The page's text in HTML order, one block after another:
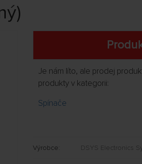
Je nám líto, ale prodej
produkty v kategorii:
Spínače
Výrobce: DSYS Electronics